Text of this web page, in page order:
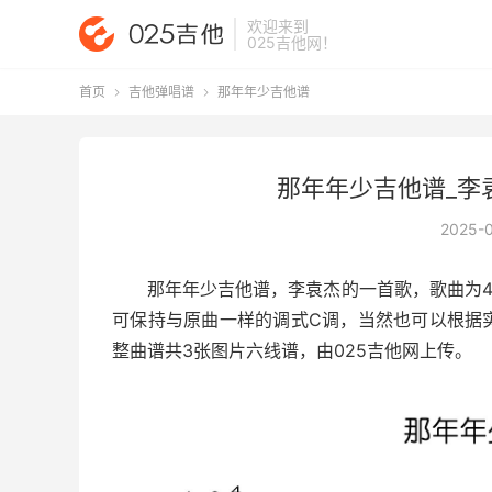
欢迎来到
025吉他网 ！
首页  吉他弹唱谱  那年年少吉他谱
那年年少吉他谱_
2025-
那年年少吉他谱，李袁杰的一首歌，歌曲
可保持与原曲一样的调式C调，当然也可以根
整曲谱共3张图片六线谱，由025吉他网上传。